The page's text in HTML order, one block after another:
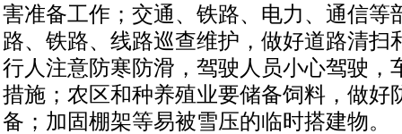
害准备工作；交通、铁路、电力、通信等
路、铁路、线路巡查维护，做好道路清扫
行人注意防寒防滑，驾驶人员小心驾驶，
措施；农区和种养殖业要储备饲料，做好
备；加固棚架等易被雪压的临时搭建物。